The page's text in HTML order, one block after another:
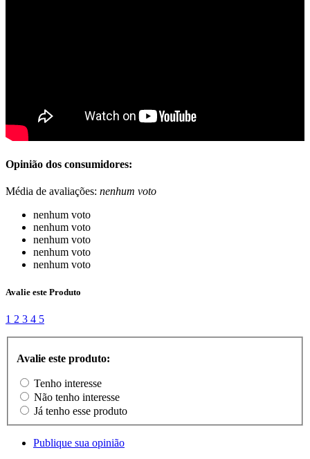
Opinião dos consumidores:
Média de avaliações: nenhum voto
nenhum voto
nenhum voto
nenhum voto
nenhum voto
nenhum voto
Avalie este Produto
1 2 3 4 5
Avalie este produto:
Tenho interesse
Não tenho interesse
Já tenho esse produto
Publique sua opinião